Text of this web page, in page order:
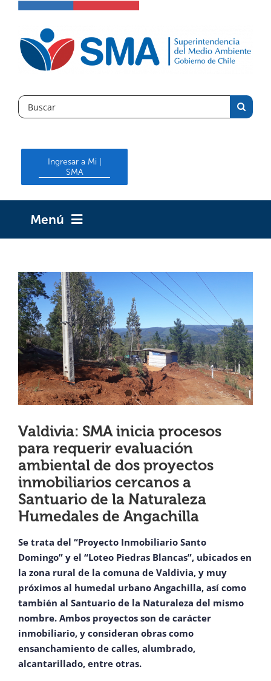
content
Search
for:
Ingresar a Mi |
SMA
Menú
¿QUIÉNES SOMOS?
OFICINAS REGIONALES
DOCUMENTOS
PREGUNTAS FRECUENTES
CONTACTO
View
Larger
Image
Valdivia: SMA inicia procesos
para requerir evaluación
ambiental de dos proyectos
inmobiliarios cercanos a
Santuario de la Naturaleza
Humedales de Angachilla
Se trata del “Proyecto Inmobiliario Santo
Domingo” y el “Loteo Piedras Blancas”, ubicados en
la zona rural de la comuna de Valdivia, y muy
próximos al humedal urbano Angachilla, así como
también al Santuario de la Naturaleza del mismo
nombre. Ambos proyectos son de carácter
inmobiliario, y consideran obras como
ensanchamiento de calles, alumbrado,
alcantarillado, entre otras.